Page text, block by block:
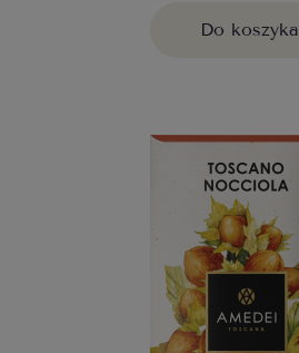
Do koszyka